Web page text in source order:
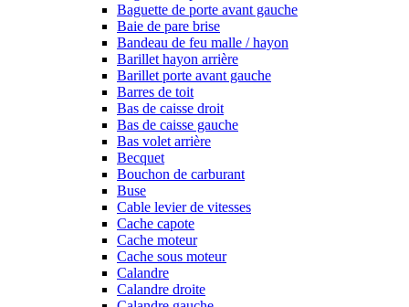
Baguette de porte avant gauche
Baie de pare brise
Bandeau de feu malle / hayon
Barillet hayon arrière
Barillet porte avant gauche
Barres de toit
Bas de caisse droit
Bas de caisse gauche
Bas volet arrière
Becquet
Bouchon de carburant
Buse
Cable levier de vitesses
Cache capote
Cache moteur
Cache sous moteur
Calandre
Calandre droite